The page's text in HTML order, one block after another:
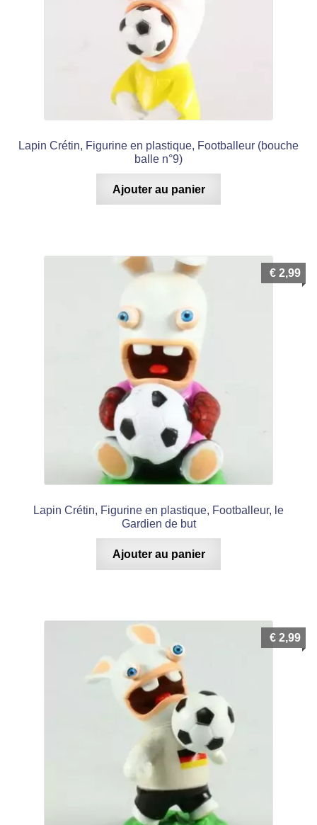
Lapin Crétin, Figurine en plastique, Footballeur (bouche
balle n°9)
Ajouter au panier
Lapin Crétin, Figurine en plastique, Footballeur, le
Gardien de but
€ 2,99
Ajouter au panier
€ 2,99